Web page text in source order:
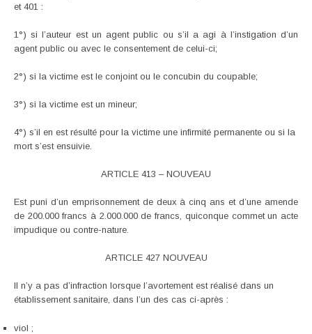
et 401 :
1°) si l’auteur est un agent public ou s’il a agi à l’instigation d’un
agent public ou avec le consentement de celui-ci;
2°) si la victime est le conjoint ou le concubin du coupable;
3°) si la victime est un mineur;
4°) s’il en est résulté pour la victime une infirmité permanente ou si la
mort s’est ensuivie.
ARTICLE 413 – NOUVEAU
Est puni d’un emprisonnement de deux à cinq ans et d’une amende
de 200.000 francs à 2.000.000 de francs, quiconque commet un acte
impudique ou contre-nature.
ARTICLE 427 NOUVEAU
Il n’y a pas d’infraction lorsque l’avortement est réalisé dans un
établissement sanitaire, dans l’un des cas ci-après :
viol ;